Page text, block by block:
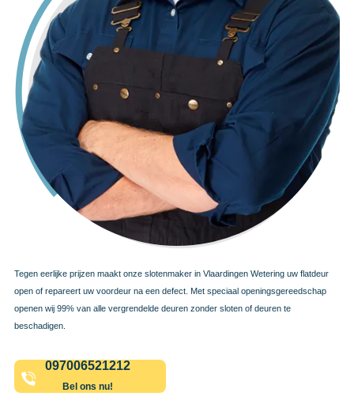
Tegen eerlijke prijzen maakt onze slotenmaker in Vlaardingen Wetering uw flatdeur
open of repareert uw voordeur na een defect. Met speciaal openingsgereedschap
openen wij 99% van alle vergrendelde deuren zonder sloten of deuren te
beschadigen.
097006521212
Bel ons nu!